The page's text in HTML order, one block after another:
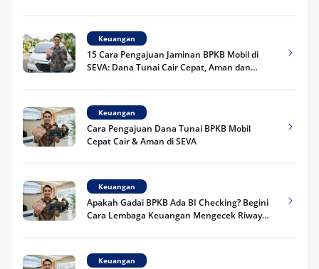
Keuangan
15 Cara Pengajuan Jaminan BPKB Mobil di
SEVA: Dana Tunai Cair Cepat, Aman dan
Keuangan
Cara Pengajuan Dana Tunai BPKB Mobil
Cepat Cair & Aman di SEVA
Keuangan
Apakah Gadai BPKB Ada BI Checking? Begini
Cara Lembaga Keuangan Mengecek Riwayat
Keuangan